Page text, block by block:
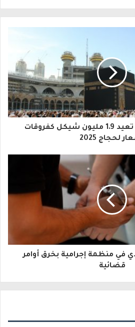
لجنة الحج والعمرة تعيد 1.9 مليون شيكل كفروقات
لحجاج 2025
في منظمة إجرامية بخرق أوامر
قضائية